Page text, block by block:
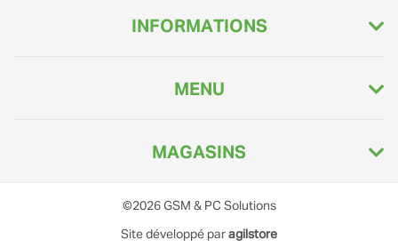
INFORMATIONS
MENU
MAGASINS
©2026 GSM & PC Solutions
Site développé par agilstore